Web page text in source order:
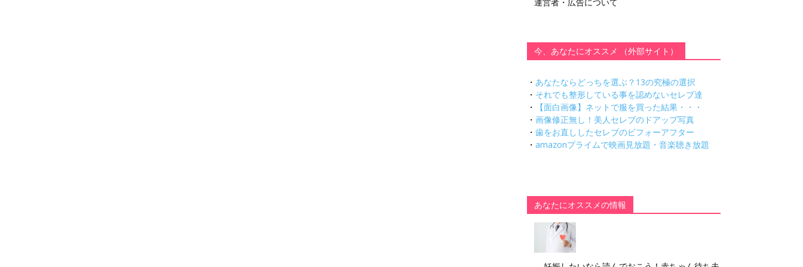
今、あなたにオススメ （外部サイト）
・ あなたならどっちを選ぶ？13の究極の選択
・ それでも整形している事を認めないセレブ達
・
【面白画像】ネットで服を買った結果・・・
・ 画像修正無し！美人セレブのドアップ写真
・ 歯をお直ししたセレブのビフォーアフター
・ amazonプライムで映画見放題・音楽聴き放題
あなたにオススメの情報